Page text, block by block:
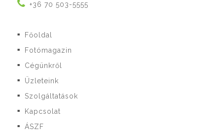
+36 70 503-5555
■ Főoldal
■ Fotómagazin
■ Cégünkről
■ Üzleteink
■ Szolgáltatások
■ Kapcsolat
■ ÁSZF